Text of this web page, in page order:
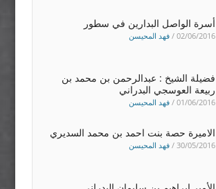
أسرة الواصل البدارين في سطور
02/06/2016
/ فهد المحيسن
فضيلة الشيخ : عبدالرحمن بن محمد بن
ربيعة العوسجي البدراني
01/06/2016
/ فهد المحيسن
الاميرة حصة بنت احمد بن محمد السديري
30/05/2016
/ فهد المحيسن